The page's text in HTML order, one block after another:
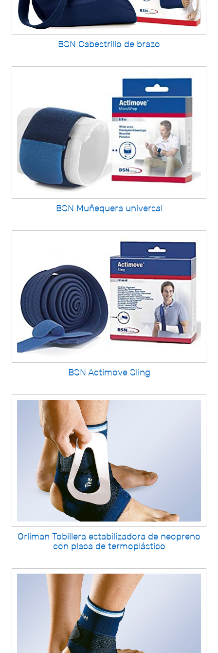
BSN Cabestrillo de brazo
BSN Muñequera universal
BSN Actimove Sling
Orliman Tobillera estabilizadora de neopreno
con placa de termoplástico